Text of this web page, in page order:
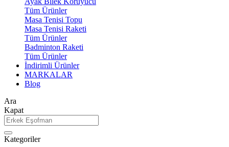
Tüm Ürünler
Masa Tenisi Topu
Masa Tenisi Raketi
Tüm Ürünler
Badminton Raketi
Tüm Ürünler
İndirimli Ürünler
MARKALAR
Blog
Ara
Kapat
Kategoriler